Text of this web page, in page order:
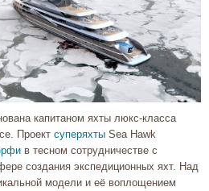
капитаном яхты люкс-класса
Проект суперяхты Sea Hawk
в тесном сотрудничестве с
создания экспедиционных яхт. Над
модели и её воплощением